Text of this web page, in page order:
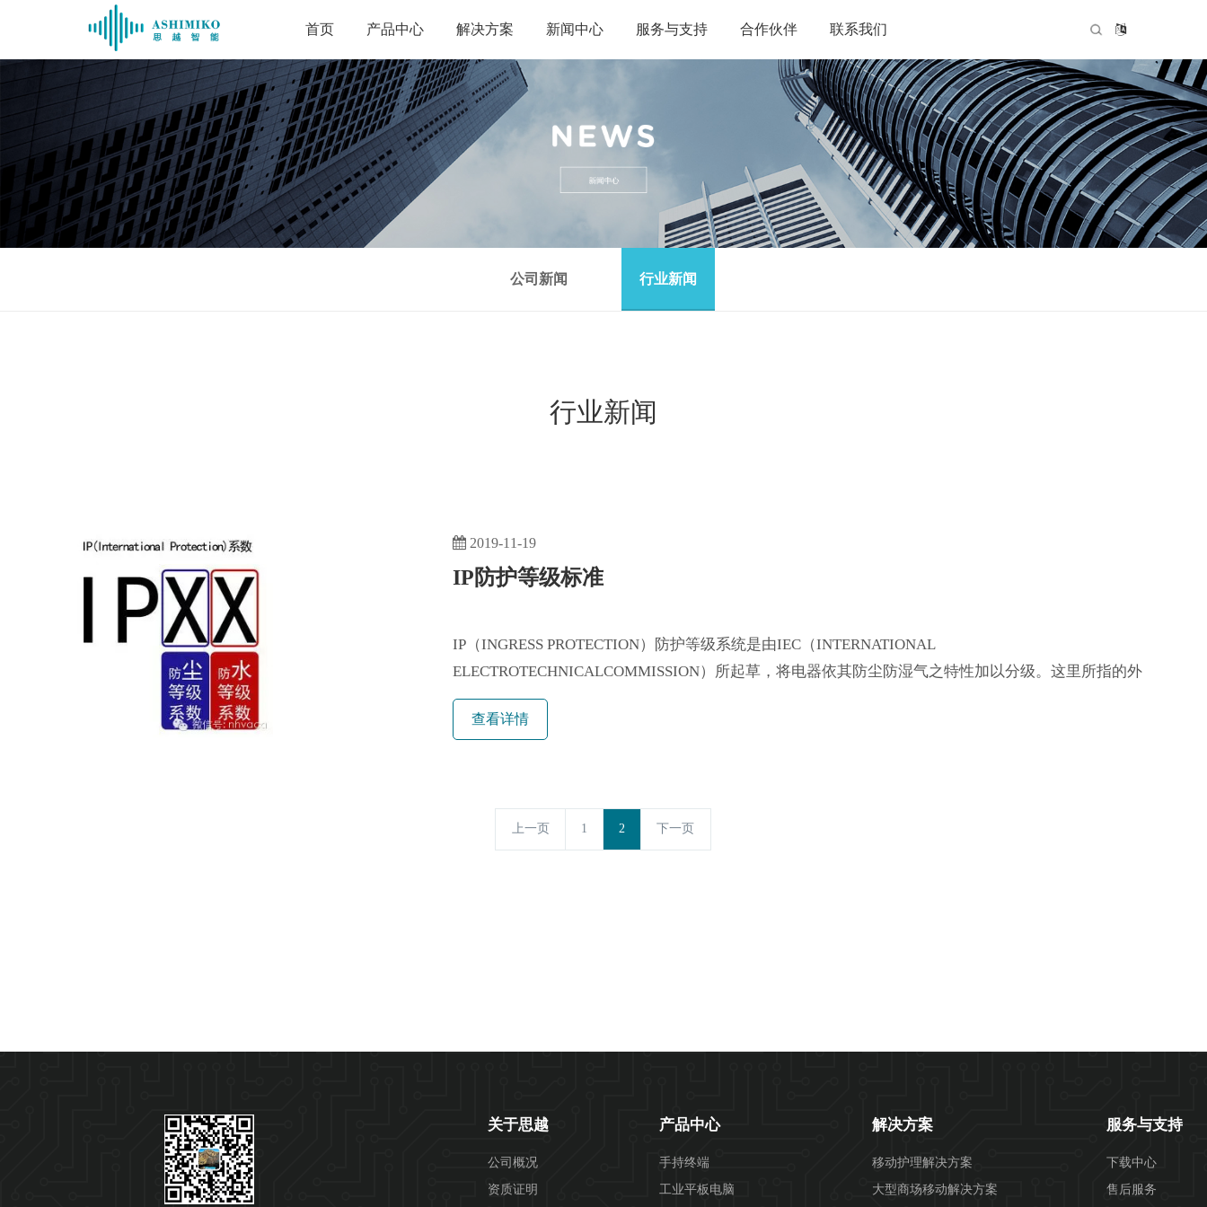
首页 产品中心
手持终端
工业平板电脑
三防对讲/防爆终端
RFID智能设备
国产化智能终端
解决方案
移动护理解决方案
大型商场移动解决方案
产品流向追溯解决方案
物流快递解决方案
新闻中心
行业新闻
服务与支持 合作伙伴 联系我们
公司概况
资质证明
联系我们
我们的优势
公司新闻 行业新闻
行业新闻
2019-11-19
IP防护等级标准
IP（INGRESS PROTECTION）防护等级系统是由IEC（INTERNATIONAL
ELECTROTECHNICALCOMMISSION）所起草，将电器依其防尘防湿气之特性加以分级。这里所指的外
物含工具，人的手指等均不可接触到电器内之带电部分，以免触电。IP防护等级是由两个数字所组成，
第1个数字表示电器防尘、防止外物侵入的等级，第2个数字表示电器防湿气、防水侵入的密闭程度，数
查看详情
上一页 1 2 下一页
关于思越
公司概况
资质证明
产品中心
手持终端
工业平板电脑
解决方案
移动护理解决方案
大型商场移动解决方案
服务与支持
下载中心
售后服务